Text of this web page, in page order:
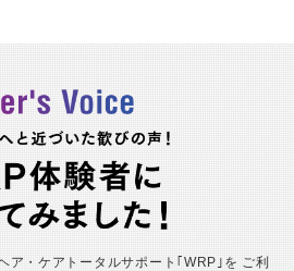
ア・ケアトータルサポート｢WRP｣を ご利